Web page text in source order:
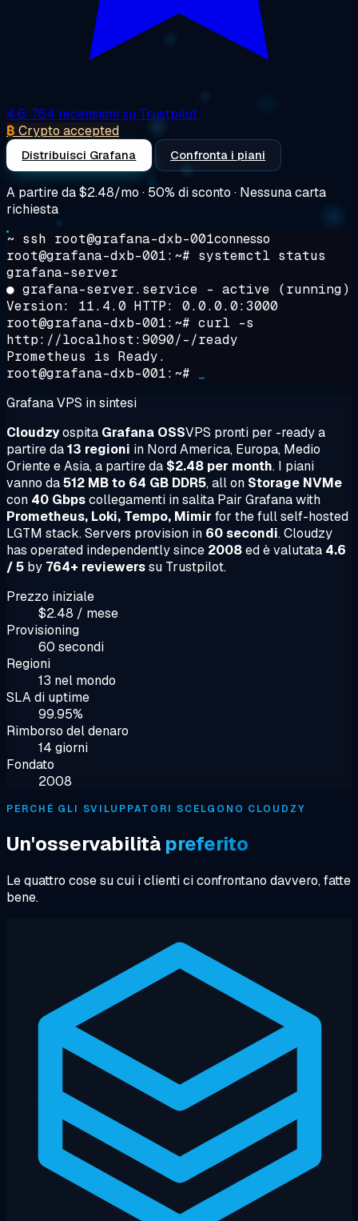
4.6· 764 recensioni su Trustpilot
₿ Crypto accepted
Distribuisci Grafana Confronta i piani
A partire da$2.48/mo · 50% di sconto · Nessuna carta
richiesta
~ ssh root@grafana-dxb-001connesso
root@grafana-dxb-001:~# systemctl status
grafana-server
● grafana-server.service - active (running)
Version: 11.4.0 HTTP: 0.0.0.0:3000
root@grafana-dxb-001:~# curl -s
http://localhost:9090/-/ready
Prometheus is Ready.
root@grafana-dxb-001:~#
Grafana VPS in sintesi
Cloudzyospita Grafana OSSVPS pronti per -ready a
partire da13 regioni in Nord America, Europa, Medio
Oriente e Asia, a partire da $2.48 per month. I piani
vanno da512 MB to 64 GB DDR5, all on Storage NVMe
con 40 Gbpscollegamenti in salita Pair Grafana with
Prometheus, Loki, Tempo, Mimir for the full self-hosted
LGTM stack. Servers provision in 60 secondi. Cloudzy
has operated independently since 2008ed è valutata 4.6
/ 5 by 764+ reviewerssu Trustpilot.
Prezzo iniziale
$2.48 / mese
Provisioning
60 secondi
Regioni
13 nel mondo
SLA di uptime
99.95%
Rimborso del denaro
14 giorni
Fondato
2008
PERCHÉ GLI SVILUPPATORI SCELGONO CLOUDZY
Un'osservabilità preferito
Le quattro cose su cui i clienti ci confrontano davvero, fatte
bene.